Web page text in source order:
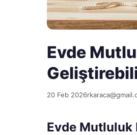
Evde
20 Feb 2026
Evde Mutluluk